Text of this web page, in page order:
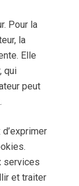
Pour la
la
Elle
qui
peut
services
et traiter